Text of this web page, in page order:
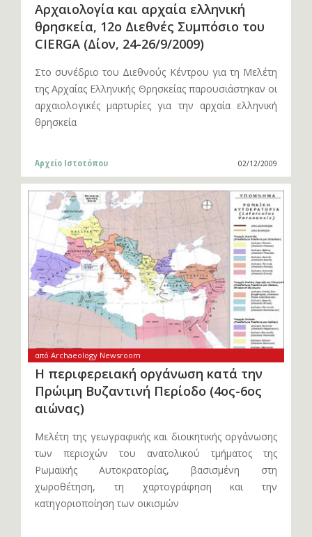
Αρχαιολογία και αρχαία ελληνική
θρησκεία, 12ο Διεθνές Συμπόσιο του
CIERGA (Δίον, 24-26/9/2009)
Στο συνέδριο του Διεθνούς Κέντρου για τη Μελέτη
της Αρχαίας Ελληνικής Θρησκείας παρουσιάστηκαν οι
αρχαιολογικές μαρτυρίες για την αρχαία ελληνική
θρησκεία
Αρχείο Ιστοτόπου 02/12/2009
από Archaeology Newsroom
Η περιφερειακή οργάνωση κατά την
Πρώιμη Βυζαντινή Περίοδο (4ος-6ος
αιώνας)
Μελέτη της γεωγραφικής και διοικητικής οργάνωσης
των περιοχών του ανατολικού τμήματος της
Ρωμαϊκής Αυτοκρατορίας, βασισμένη στη
χωροθέτηση, τη χαρτογράφηση και την
κατηγοριοποίηση των οικισμών